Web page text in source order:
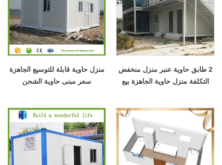
منزل حاوية قابلة للتوسيع الجاهزة
سعر مبنى حاوية الشحن
2 طابق حاوية عنبر منزل منخفض
التكلفة منزل حاوية الجاهزة بيع